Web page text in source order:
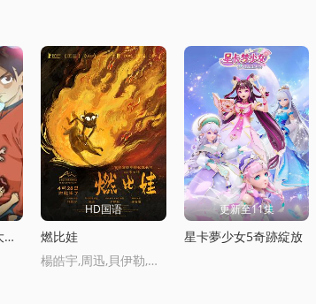
超智能足球2世界大賽篇
HD国语
燃比娃
楊皓宇,周迅,貝伊勒,康春雷
更新至11集
星卡夢少女5奇跡綻放